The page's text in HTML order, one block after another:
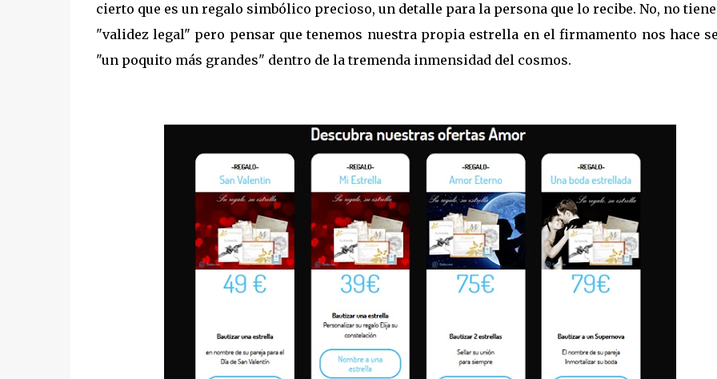
cierto que es un regalo simbólico precioso, un detalle para la persona que lo recibe. No, no
"validez legal" pero pensar que tenemos nuestra propia estrella en el firmamento nos hace
"un poquito más grandes" dentro de la tremenda inmensidad del cosmos.